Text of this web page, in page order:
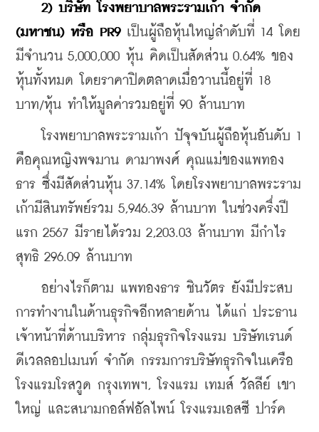
2) บริษัท โรงพยาบาลพระรามเก้า จำกัด
(มหาชน) หรือ PR9 เป็นผู้ถือหุ้นใหญ่ลำดับที่ 14 โดย
มีจำนวน 5,000,000 หุ้น คิดเป็นสัดส่วน 0.64% ของ
หุ้นทั้งหมด โดยราคาปิดตลาดเมื่อวานนี้อยู่ที่ 18
บาท/หุ้น ทำให้มูลค่ารวมอยู่ที่ 90 ล้านบาท
โรงพยาบาลพระรามเก้า ปัจุจบันผู้ถือหุ้นอันดับ 1
คือคุณหญิงพจมาน ดามาพงศ์ คุณแม่ของแพทอง
ธาร ซึ่งมีสัดส่วนหุ้น 37.14% โดยโรงพยาบาลพระราม
เก้ามีสินทรัพย์รวม 5,946.39 ล้านบาท ในช่วงครึ่งปี
แรก 2567 มีรายได้รวม 2,203.03 ล้านบาท มีกำไร
สุทธิ 296.09 ล้านบาท
อย่างไรก็ตาม แพทองธาร ชินวัตร ยังมีประสบ
การทำงานในด้านธุรกิจอีกหลายด้าน ได้แก่ ประธาน
เจ้าหน้าที่ด้านบริหาร กลุ่มธุรกิจโรงแรม บริษัทเรนด์
ดีเวลลอปเมนท์ จํากัด กรรมการบริษัทธุรกิจในเครือ
โรงแรมโรสวูด กรุงเทพฯ, โรงแรม เทมส์ วัลลีย์ เขา
ใหญ่ และสนามกอล์ฟอัลไพน์ โรงแรมเอสซี ปาร์ค